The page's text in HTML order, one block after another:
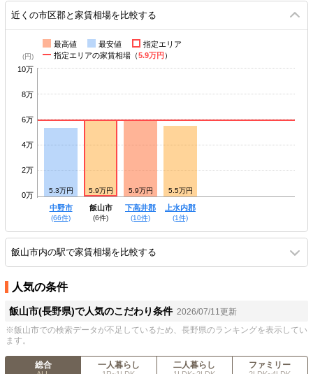
近くの市区郡と家賃相場を比較する
最高値 最安値
指定エリア
指定エリアの家賃相場（5.9万円 ）
10万
8万
6万
4万
2万
0万
5.3万円 5.9万円 5.9万円 5.5万円
中野市
(66件)
飯山市
(6件)
下高井郡
(10件)
上水内郡
(1件)
飯山市内の駅で家賃相場を比較する
人気の条件
飯山市(長野県)で人気のこだわり条件 2026/07/11更新
※飯山市での検索データが不足しているため、長野県のランキングを表示してい
ます。
総合 一人暮らし 二人暮らし ファミリー